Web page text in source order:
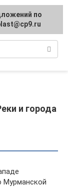
и города
Мурманской
по